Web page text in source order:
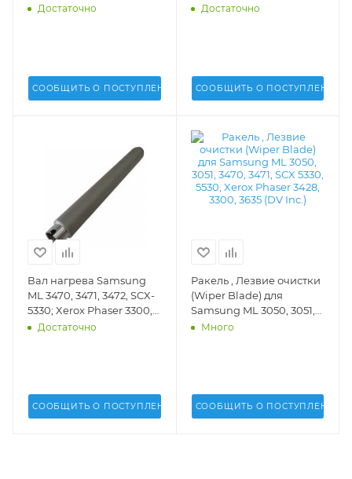
Inc.) -
Достаточно
СООБЩИТЬ О ПОСТУПЛЕНИИ
Inc.) -
Достаточно
СООБЩИТЬ О ПОСТУПЛЕНИИ
Вал нагрева Samsung
ML 3470, 3471, 3472, SCX-
5330; Xerox Phaser 3300,
3428, 3635, WC3550 (DV
Достаточно
СООБЩИТЬ О ПОСТУПЛЕНИИ
Ракель , Лезвие очистки
(Wiper Blade) для
Samsung ML 3050, 3051,
3470, 3471, SCX 5330, 5530,
Много
СООБЩИТЬ О ПОСТУПЛЕНИИ